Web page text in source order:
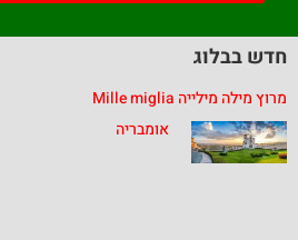
חדש בבלוג
מרוץ מילה מילייה Mille miglia
אומבריה